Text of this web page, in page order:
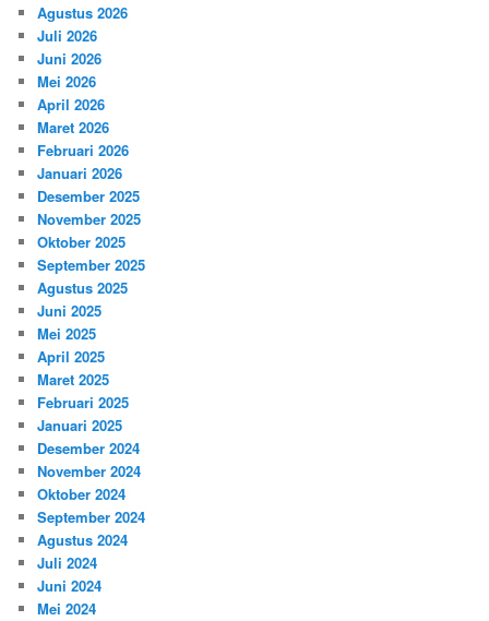
Agustus 2026
Juli 2026
Juni 2026
Mei 2026
April 2026
Maret 2026
Februari 2026
Januari 2026
Desember 2025
November 2025
Oktober 2025
September 2025
Agustus 2025
Juni 2025
Mei 2025
April 2025
Maret 2025
Februari 2025
Januari 2025
Desember 2024
November 2024
Oktober 2024
September 2024
Agustus 2024
Juli 2024
Juni 2024
Mei 2024